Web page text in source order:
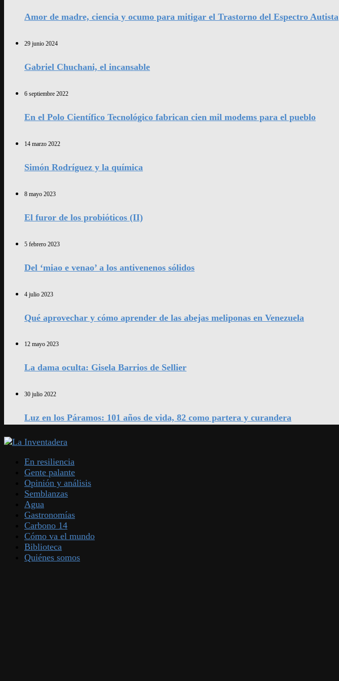
Amor de madre, ciencia y ocumo para mitigar el Trastorno del Espectro Autista
29 junio 2024
Gabriel Chuchani, el incansable
6 septiembre 2022
En el Polo Científico Tecnológico fabrican cien mil modems para el pueblo
14 marzo 2022
Simón Rodríguez y la química
8 mayo 2023
El furor de los probióticos (II)
5 febrero 2023
Del ‘miao e venao’ a los antivenenos sólidos
4 julio 2023
Qué aprovechar y cómo aprender de las abejas meliponas en Venezuela
12 mayo 2023
La dama oculta: Gisela Barrios de Sellier
30 julio 2022
Luz en los Páramos: 101 años de vida, 82 como partera y curandera
En resiliencia
Gente palante
Opinión y análisis
Semblanzas
Agua
Gastronomías
Carbono 14
Cómo va el mundo
Biblioteca
Quiénes somos